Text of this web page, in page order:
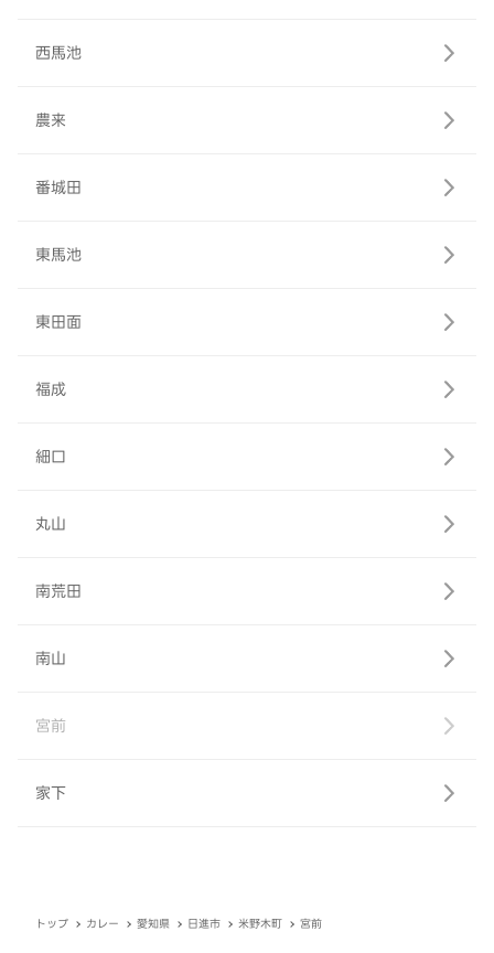
西馬池
農来
番城田
東馬池
東田面
福成
細口
丸山
南荒田
南山
宮前
家下
トップ カレー 愛知県 日進市 米野木町 宮前